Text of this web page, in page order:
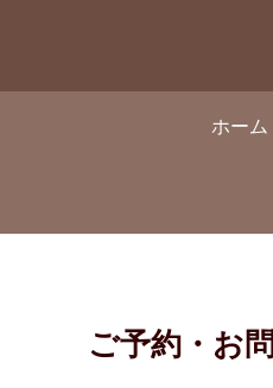
ホーム
ご予約・お